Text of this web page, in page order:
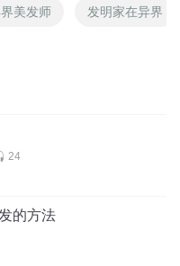
美发师 发明家在异界
24
的方法